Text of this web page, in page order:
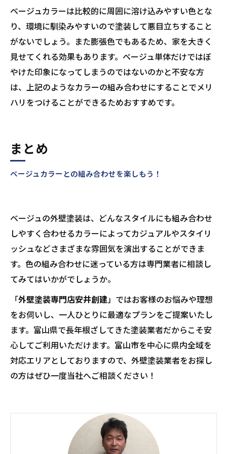
ベージュカラーは比較的に周囲に溶け込みやすい色とな
り、環境に馴染みやすいので塗装して悪目立ちすること
がないでしょう。また膨張色でもあるため、家を大きく
見せてくれる効果もあります。ベージュ単体だけではぼ
やけた印象になってしまうのではないのかと不安な方
は、上記のようなカラーの組み合わせにすることでメリ
ハリをつけることができるためおすすめです。
ベージュカラーとの組み合わせを楽しもう！
まとめ
ベージュの外壁塗装は、どんなスタイルにも組み合わせ
しやすく合わせるカラーによってカジュアルやスタイリ
ッシュなどさまざまな雰囲気を演出することができま
す。色の組み合わせに迷っている方は専門業者に相談し
てみてはいかがでしょうか。
「外壁塗装専門店安井創建」ではお客様のお悩みや理想
をお伺いし、一人ひとりに最適なプランをご提案いたし
ます。富山県で長年根ざしてきた塗装業者だからこそ安
心してご利用いただけます。富山市を中心に県内全域を
対応エリアとしておりますので、外壁塗装業者をお探し
の方はぜひ一度当社へご相談ください！